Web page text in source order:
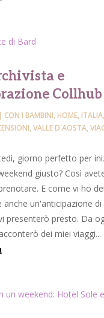
e
Collhub
| CON I BAMBINI,HOME,ITALIA,
,VALLE D'AOSTA,
giorno perfetto per
giusto? Così
E come vi ho
anche un'anticipazione
presenterò presto. Da
dei miei viaggi...